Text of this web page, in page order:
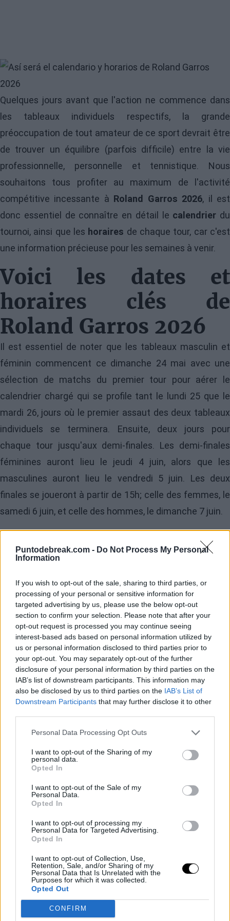
Puntodebreak.com - Do Not Process My Personal
Information
If you wish to opt-out of the sale, sharing to third parties, or
processing of your personal or sensitive information for
targeted advertising by us, please use the below opt-out
section to confirm your selection. Please note that after your
opt-out request is processed you may continue seeing
interest-based ads based on personal information utilized by
us or personal information disclosed to third parties prior to
your opt-out. You may separately opt-out of the further
disclosure of your personal information by third parties on the
IAB’s list of downstream participants. This information may
also be disclosed by us to third parties on the IAB’s List of
Downstream Participants that may further disclose it to other
Personal Data Processing Opt Outs
I want to opt-out of the Sharing of my
personal data.
Opted In
I want to opt-out of the Sale of my
Personal Data.
Opted In
I want to opt-out of processing my
Personal Data for Targeted Advertising.
Opted In
I want to opt-out of Collection, Use,
Retention, Sale, and/or Sharing of my
Personal Data that Is Unrelated with the
Purposes for which it was collected.
Opted Out
CONFIRM
Image
Quelques jours avant que l'action ne commence dans
les tableaux individuels respectifs, la grande
préoccupation de tout amateur de ce sport devrait être
de trouver un équilibre (parfois difficile) entre la vie
professionnelle, personnelle et tennistique. Nous
souhaitons tous profiter au maximum de l'activité
compétitive incessante à Roland Garros 2026, il est
donc essentiel de connaître en détail le calendrier du
tournoi, ainsi que les horaires de chaque tour, car c'est
une information précieuse pour les semaines à venir.
Voici les dates et
horaires clés de
Roland Garros 2026
Il est essentiel de noter que les tableaux masculin et
féminin commencent ce dimanche 24 mai avec une
sélection de matchs du premier tour pour aérer le
calendrier chargé qui se profile tant le lundi 25 que le
mardi 26, jours où le premier assaut des deux tableaux
individuels se terminera. Ensuite, deux jours pour
chaque tour jusqu'aux demi-finales. Les demi-finales
féminines auront lieu le jeudi 4 juin, alors que les
masculines auront lieu le vendredi 5 juin. Les deux
finales se joueront à partir de 15h; celle des femmes, le
samedi 6 juin, et celle des hommes, le dimanche 7 juin.
Il est à rappeler qu'il y aura une session nocturne au
stade Philippe Chatrier avec un match, à partir de
jusqu'au mercredi 3 juin, dernier jour où un match sera
programmé dans la nuit parisienne, à savoir les quarts
de finale. Chaque journée en journée débutera à 11h,
sauf à partir du jeudi 4 juin ; ce jour-là, les demi-finales
féminines commenceront à 15h, tandis que le vendredi
5 juin se joueront les masculines, l'une à 14h30 et l'autre
pas avant 19h.
Quand joueront leurs
matchs Jannik
Sinner, Novak
Djokovic et Rafael
Jódar ?
Tout fan de ce sport ne voudra pas rater le parcours
vers la gloire de certains favoris au titre et/ou grandes
attractions médiatiques. Ce que nous savons, c'est que
le jour où jouera Jannik Sinner, Alexander Zverev ne le